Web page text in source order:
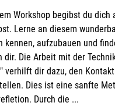
Workshop begibst du dich
Lerne an diesem
kennen, aufzubauen und
dir. Die Arbeit mit der
verhilft dir dazu, den
Dies ist eine sanfte
Durch die ...